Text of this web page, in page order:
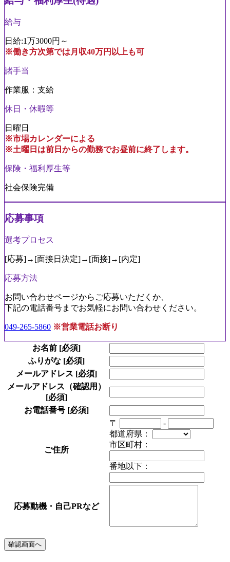
給与
日給:1万3000円～
※働き方次第では月収40万円以上も可
諸手当
作業服：支給
休日・休暇等
日曜日
※市場カレンダーによる
※土曜日は前日からの勤務でお昼前に終了します。
保険・福利厚生等
社会保険完備
応募事項
選考プロセス
[応募]→[面接日決定]→[面接]→[内定]
応募方法
お問い合わせページからご応募いただくか、
下記の電話番号までお気軽にお問い合わせください。
049-265-5860 ※営業電話お断り
お名前 [必須]
ふりがな [必須]
メールアドレス [必須]
メールアドレス（確認用）
[必須]
お電話番号 [必須]
ご住所
〒
-
都道府県：
市区町村：
番地以下：
応募動機・自己PRなど